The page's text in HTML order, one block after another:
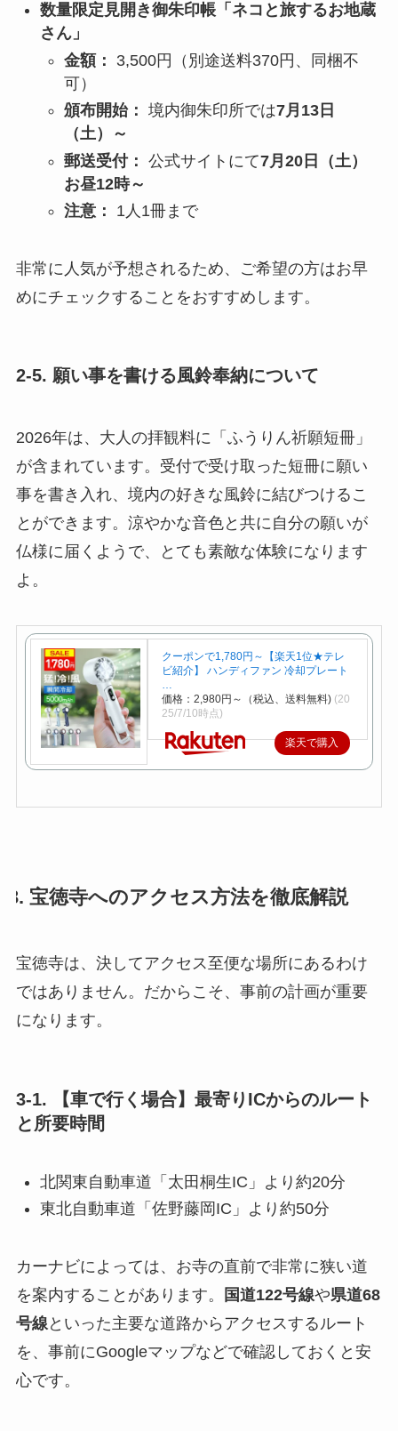
数量限定見開き御朱印帳「ネコと旅するお地蔵
さん」
金額：
3,500円（別途送料370円、同梱不
可）
頒布開始： 境内御朱印所では7月13日
（土）～
郵送受付： 公式サイトにて7月20日（土）
お昼12時～
注意：
1人1冊まで
非常に人気が予想されるため、ご希望の方はお早
めにチェックすることをおすすめします。
2-5. 願い事を書ける風鈴奉納について
2026年は、大人の拝観料に「ふうりん祈願短冊」
が含まれています。受付で受け取った短冊に願い
事を書き入れ、境内の好きな風鈴に結びつけるこ
とができます。涼やかな音色と共に自分の願いが
仏様に届くようで、とても素敵な体験になります
よ。
クーポンで1,780円～【楽天1位★テレ
ビ紹介】 ハンディファン 冷却プレート
…
価格：2,980円～（税込、送料無料) (20
25/7/10時点)
楽天で購入
3. 宝徳寺へのアクセス方法を徹底解説
宝徳寺は、決してアクセス至便な場所にあるわけ
ではありません。だからこそ、事前の計画が重要
になります。
3-1. 【車で行く場合】最寄りICからのルート
と所要時間
北関東自動車道「太田桐生IC」より約20分
東北自動車道「佐野藤岡IC」より約50分
カーナビによっては、お寺の直前で非常に狭い道
を案内することがあります。
国道122号線や県道68
号線といった主要な道路からアクセスするルート
を、事前にGoogleマップなどで確認しておくと安
心です。